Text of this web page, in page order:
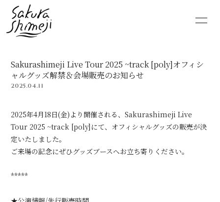
SCHEDULE
PROFILE
MOVIE
PHOTO
RADIO
6st lounge
NOTE
Sakurashimeji Live Tour 2025 ~track [poly]オフィシ
ャルグッズ解禁＆会場販売のお知らせ
2025.04.11
2025年4月18日(金)より開催される、Sakurashimeji Live
Tour 2025 ~track [poly]にて、オフィシャルグッズの販売が決
定いたしました。
ご来場の記念にぜひグッズブースへお立ち寄りください。
*****